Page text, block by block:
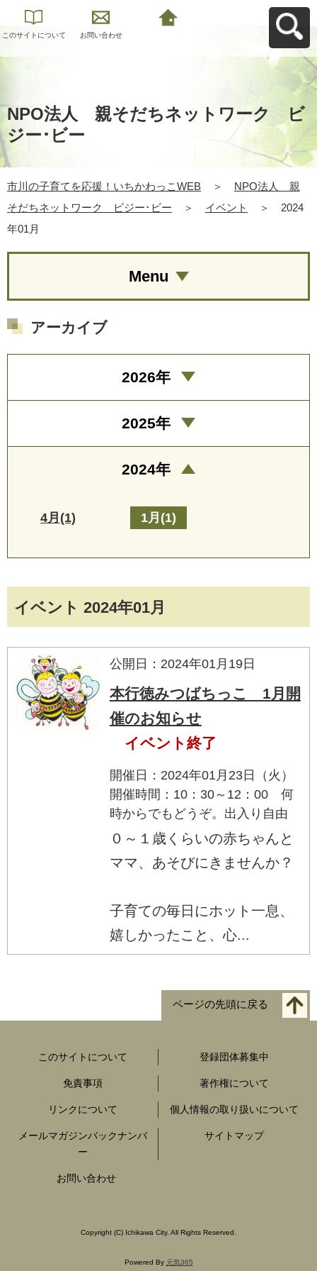
このサイトについて お問い合わせ
NPO法人 親そだちネットワーク ビ
ジー･ビー
市川の子育てを応援！いちかわっこWEB ＞
NPO法人 親
そだちネットワーク ビジー･ビー
＞ イベント ＞
2024
年01月
イベント 2024年01月
公開日：2024年01月19日
本行徳みつばちっこ 1月開
催のお知らせ
イベント終了
開催日：2024年01月23日（火）
開催時間：10：30～12：00 何
時からでもどうぞ。出入り自由
０～１歳くらいの赤ちゃんと
ママ、あそびにきませんか？
子育ての毎日にホット一息、
嬉しかったこと、心...
Menu
アーカイブ
2026年
2025年
2024年
4月(1) 1月(1)
ページの先頭に戻る
このサイトについて 登録団体募集中
免責事項 著作権について
リンクについて 個人情報の取り扱いについて
メールマガジンバックナンバ
ー
サイトマップ
お問い合わせ
Copyright (C) Ichikawa City. All Rights Reserved.
Powered By 元気365